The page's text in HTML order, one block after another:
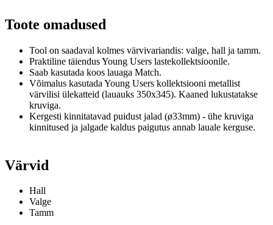
Toote omadused
Tool on saadaval kolmes värvivariandis: valge, hall ja tamm.
Praktiline täiendus Young Users lastekollektsioonile.
Saab kasutada koos lauaga Match.
Võimalus kasutada Young Users kollektsiooni metallist
värvilisi ülekatteid (lauauks 350x345). Kaaned lukustatakse
kruviga.
Kergesti kinnitatavad puidust jalad (ø33mm) - ühe kruviga
kinnitused ja jalgade kaldus paigutus annab lauale kerguse.
Värvid
Hall
Valge
Tamm